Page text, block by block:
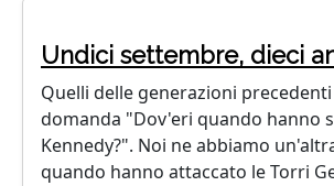
Undici settembre, dieci
Quelli delle generazioni
domanda "Dov'eri quando hanno
Kennedy?". Noi ne abbiamo
quando hanno attaccato le Torri